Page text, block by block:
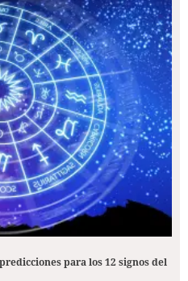
para los 12 signos del